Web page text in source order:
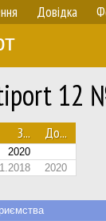
Довідка
12
З... До...
2020
2020